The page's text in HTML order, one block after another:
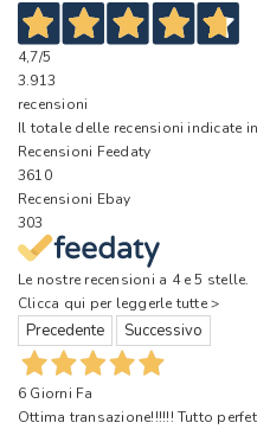
4,7/5
3.913
recensioni
Il totale delle recensioni indicate
Recensioni Feedaty
3610
Recensioni Ebay
303
Le nostre recensioni a 4 e 5 stelle.
Clicca qui per leggerle tutte >
Precedente Successivo
6 Giorni Fa
Ottima transazione!!!!!! Tutto